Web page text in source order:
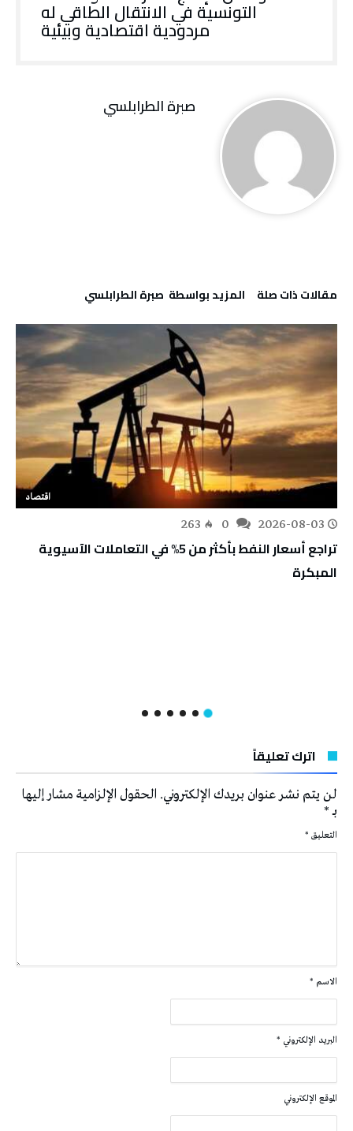
التونسية في الانتقال الطاقي له
مردودية اقتصادية وبيئية
صبرة الطرابلسي
‫مقالات ذات صلة‬ ‫‫المزيد بواسطة‬ ‬ صبرة الطرابلسي
اقتصاد
2026-08-03
263
تراجع أسعار النفط بأكثر من 5% في التعاملات الآسيوية
المبكرة
اترك تعليقاً
لن يتم نشر عنوان بريدك الإلكتروني. الحقول الإلزامية مشار إليها
بـ*
التعليق *
الاسم *
البريد الإلكتروني *
الموقع الإلكتروني